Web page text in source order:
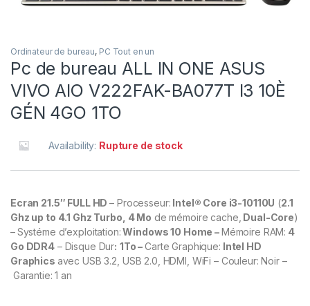
Ordinateur de bureau, PC Tout en un
Pc de bureau ALL IN ONE ASUS
VIVO AIO V222FAK-BA077T I3 10È
GÉN 4GO 1TO
Availability: Rupture de stock
Ecran 21.5″ FULL HD– Processeur: Intel® Core i3-10110U (2.1
Ghz up to 4.1 Ghz Turbo, 4 Mo de mémoire cache, Dual-Core)
–Systéme d’exploitation:Windows 10 Home –Mémoire RAM: 4
Go DDR4 – Disque Dur: 1To–Carte Graphique: Intel HD
Graphics avec USB 3.2, USB 2.0, HDMI, WiFi – Couleur: Noir –
Garantie: 1 an